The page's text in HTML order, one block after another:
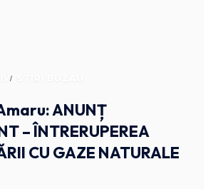
ANUNȚ
– ÎNTRERUPEREA
CU GAZE NATURALE